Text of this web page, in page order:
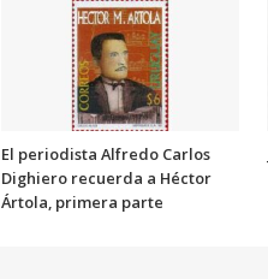
El periodista Alfredo Carlos
Dighiero recuerda a Héctor
Ártola, primera parte